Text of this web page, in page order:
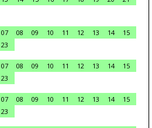
07 08 09 10 11 12 13 14
15
23
07 08 09 10 11 12 13 14
15
23
07 08 09 10 11 12 13 14
15
23